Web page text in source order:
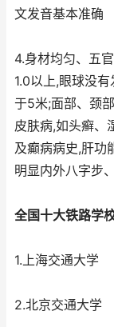
文发音基本准确
4.身材均匀、五
1.0以上,眼球没
于5米;面部、颈
皮肤病,如头癣、
及癫病病史,肝功
明显内外八字步
全国十大铁路学
1.上海交通大学
2.北京交通大学